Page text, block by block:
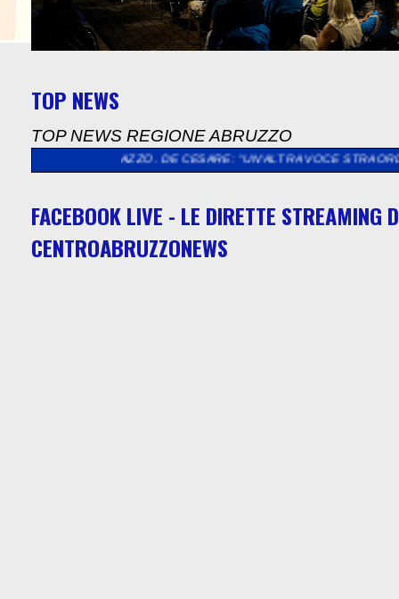
TOP NEWS
TOP NEWS REGIONE ABRUZZO
DE CESARE: "UN'ALTRA VOCE STRAORDINARIA PER
FACEBOOK LIVE - LE DIRETTE STREAMING
CENTROABRUZZONEWS